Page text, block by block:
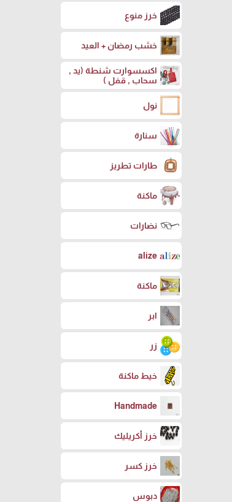
خرز منوع
خشب رمضان + العيد
اكسسوارت شنطة (يد ,
سحاب , قفل )
نول
سنارة
طارات تطريز
ماكنة
نضارات
alize
ماكنة
ابر
زر
خيط ماكنة
Handmade
خرز أكريليك
خرز كسر
دبوس